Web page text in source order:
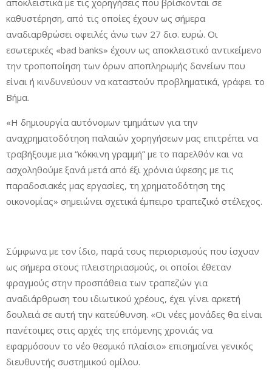
αποκλειστικά με τις χορηγήσεις που βρίσκονται σε
καθυστέρηση, από τις οποίες έχουν ως σήμερα
αναδιαρθρώσει οφειλές άνω των 27 δισ. ευρώ. Οι
εσωτερικές «bad banks» έχουν ως αποκλειστικό αντικείμενο
την τροποποίηση των όρων αποπληρωμής δανείων που
είναι ή κινδυνεύουν να καταστούν προβληματικά, γράφει το
Βήμα.
«Η δημιουργία αυτόνομων τμημάτων για την
αναχρηματοδότηση παλαιών χορηγήσεων μας επιτρέπει να
τραβήξουμε μια “κόκκινη γραμμή” με το παρελθόν και να
ασχοληθούμε ξανά μετά από έξι χρόνια ύφεσης με τις
παραδοσιακές μας εργασίες, τη χρηματοδότηση της
οικονομίας» σημειώνει σχετικά έμπειρο τραπεζικό στέλεχος.
Σύμφωνα με τον ίδιο, παρά τους περιορισμούς που ίσχυαν
ως σήμερα στους πλειστηριασμούς, οι οποίοι έθεταν
φραγμούς στην προσπάθεια των τραπεζών για
αναδιάρθρωση του ιδιωτικού χρέους, έχει γίνει αρκετή
δουλειά σε αυτή την κατεύθυνση. «Οι νέες μονάδες θα είναι
πανέτοιμες στις αρχές της επόμενης χρονιάς να
εφαρμόσουν το νέο θεσμικό πλαίσιο» επισημαίνει γενικός
διευθυντής συστημικού ομίλου.